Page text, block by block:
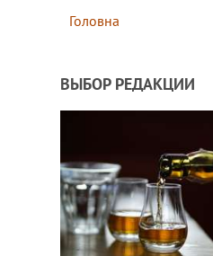
Головна
ВЫБОР РЕДАКЦИИ